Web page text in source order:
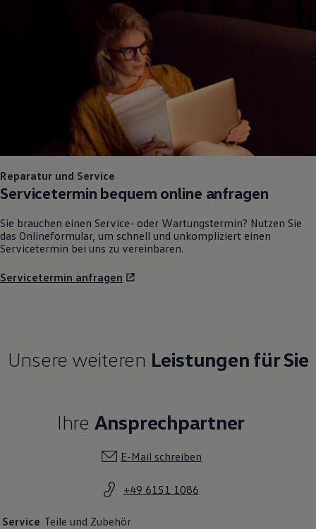
75 Jahre Bulli Jubiläum
Bulli Magazin
Fahrzeugabholung ab Werk
Reparatur und Service
Servicetermin bequem online anfragen
Sie brauchen einen Service- oder Wartungstermin? Nutzen Sie
das Onlineformular, um schnell und unkompliziert einen
Servicetermin bei uns zu vereinbaren.
Servicetermin anfragen
Unsere weiteren Leistungen für Sie
Ihre Ansprechpartner
E-Mail schreiben
+49 6151 1086
Service Teile und Zubehör